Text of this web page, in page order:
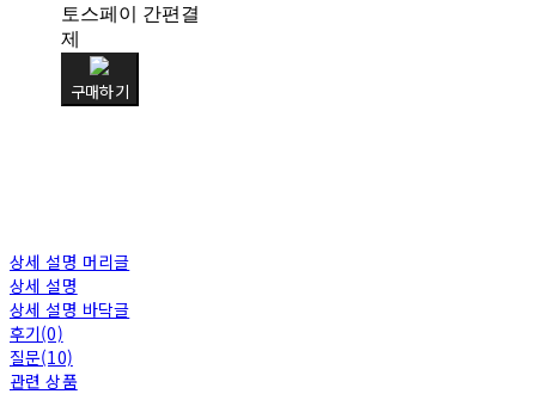
토스페이 간편결
제
구매하기
상세 설명 머리글
상세 설명
상세 설명 바닥글
후기(0)
질문(10)
관련 상품